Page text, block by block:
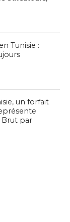
Tunisie :
un forfait
Brut par